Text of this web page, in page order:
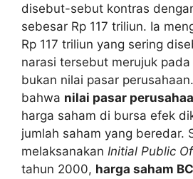
disebut-sebut kontras dengan
sebesar Rp 117 triliun. Ia
Rp 117 triliun yang sering
narasi tersebut merujuk
bukan nilai pasar
bahwa nilai pasar
harga saham di bursa efek
jumlah saham yang beredar.
melaksanakan Initial Public
tahun 2000, harga saham